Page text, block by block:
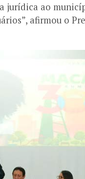
jurídica ao
afirmou o